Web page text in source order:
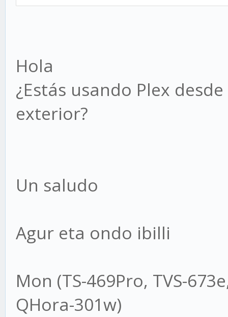
Hola
¿Estás usando Plex
exterior?
Un saludo
Agur eta ondo ibilli
Mon (TS-469Pro, TVS-
QHora-301w)